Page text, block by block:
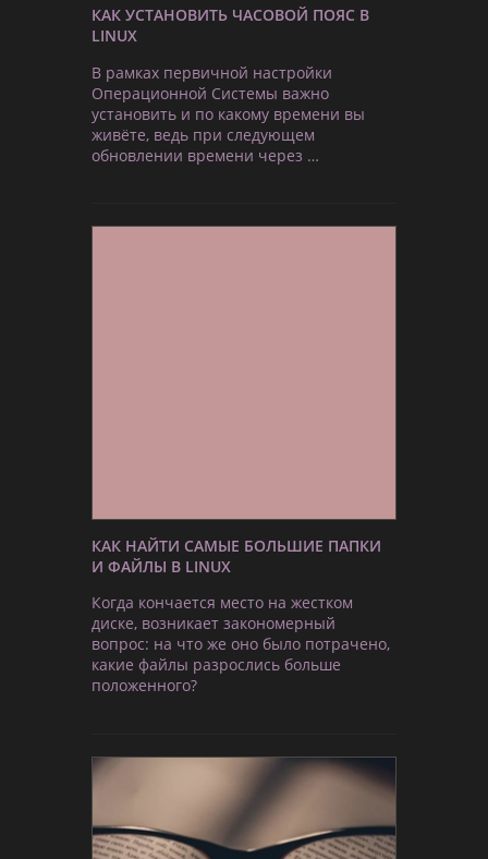
КАК УСТАНОВИТЬ ЧАСОВОЙ ПОЯС В
LINUX
В рамках первичной настройки
Операционной Системы важно
установить и по какому времени вы
живёте, ведь при следующем
обновлении времени через …
КАК НАЙТИ САМЫЕ БОЛЬШИЕ ПАПКИ
И ФАЙЛЫ В LINUX
Когда кончается место на жестком
диске, возникает закономерный
вопрос: на что же оно было потрачено,
какие файлы разрослись больше
положенного?